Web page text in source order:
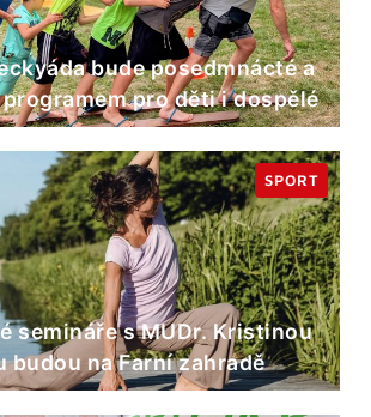
bude posedmnácté a
pro děti i dospělé
semináře s MUDr. Kristinou
budou na Farní zahradě
SPORT